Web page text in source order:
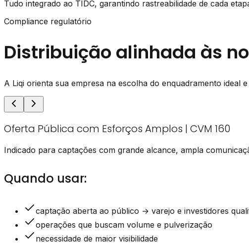
Tudo integrado ao TIDC, garantindo rastreabilidade de cada
Compliance regulatório
Distribuição alinhada às
A Liqi orienta sua empresa na escolha do enquadramento
Oferta Pública com Esforços Amplos | CVM 160
Indicado para captações com grande alcance, ampla
Quando usar:
captação aberta ao público → varejo e investidores
operações que buscam volume e pulverização
necessidade de maior visibilidade